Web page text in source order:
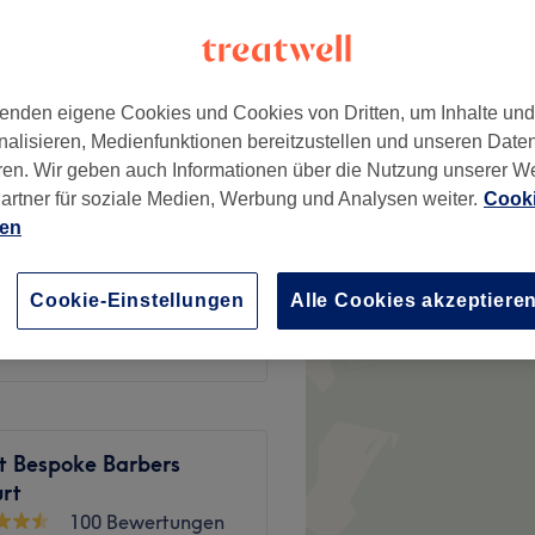
24 €
29 €
36 €
Bespoke Barbers
100 Bewertungen
eigene Cookies und Cookies von Dritten, um Inhalte
Medienfunktionen bereitzustellen und unseren
Wir geben auch Informationen über die Nutzung unserer
für soziale Medien, Werbung und Analysen weiter.
Cookie-Einstellungen Alle Cookies akzeptieren